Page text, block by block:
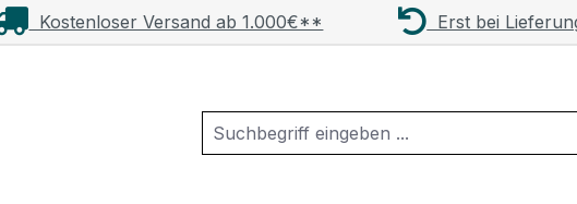
Kostenloser Versand ab 1.000€** Erst bei